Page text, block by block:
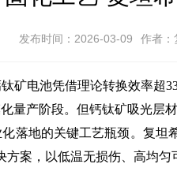
发布时间：2026-03-09 作者：
电池凭借理论转换效率超
量产阶段。但钙钛矿吸光
落地的关键工艺瓶颈。复
方案，以低温无损伤、高均匀